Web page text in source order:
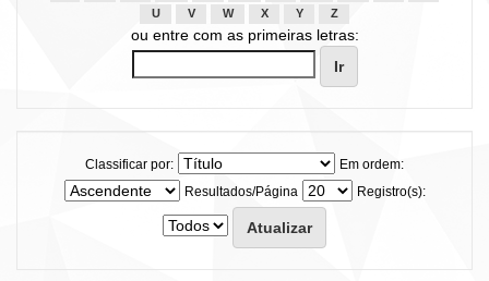
U
V W X Y Z
ou entre com as primeiras letras:
Classificar por:
Em ordem:
Resultados/Página
Registro(s):